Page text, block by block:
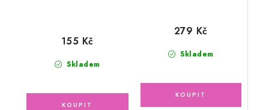
Skladem
155 Kč
Skladem
279 Kč